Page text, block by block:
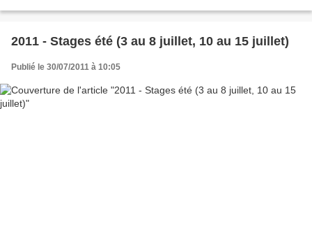
2011 - Stages été (3 au 8 juillet, 10 au 15 juillet)
Publié le 30/07/2011 à 10:05